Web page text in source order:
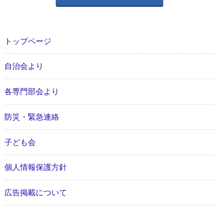
トップページ
自治会より
各専門部会より
防災・緊急連絡
子ども会
個人情報保護方針
広告掲載について